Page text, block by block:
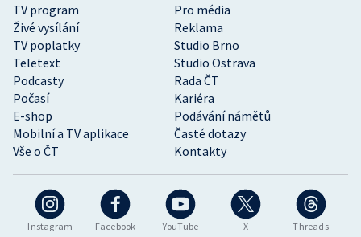
Instagram Facebook YouTube X Threads
TV program
Pro média
Živé vysílání
Reklama
TV poplatky
Studio Brno
Teletext
Studio Ostrava
Podcasty
Rada ČT
Počasí
Kariéra
E-shop
Podávání námětů
Mobilní a TV aplikace
Časté dotazy
Vše o ČT
Kontakty